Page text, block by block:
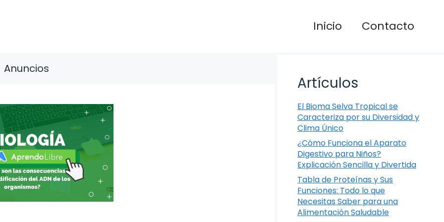
Inicio Contacto
Anuncios
Artículos
El Bioma Selva Tropical se
Caracteriza por su Diversidad y
Clima Único
¿Cómo Funciona el Aparato
Digestivo para Niños?
Explicación Sencilla y Divertida
Tabla de Proteínas y Sus
Funciones: Todo lo que
Necesitas Saber para una
Alimentación Saludable